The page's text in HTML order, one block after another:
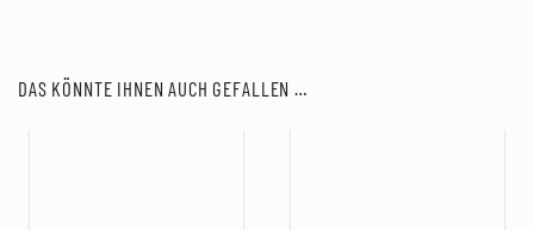
DAS KÖNNTE IHNEN AUCH GEFALLEN …